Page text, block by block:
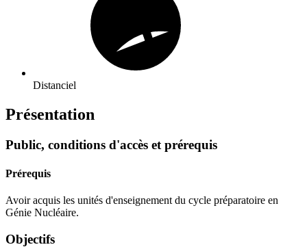
Distanciel
Présentation
Public, conditions d'accès et prérequis
Prérequis
Avoir acquis les unités d'enseignement du cycle préparatoire en
Génie Nucléaire.
Objectifs